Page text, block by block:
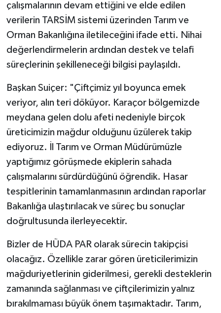
çalışmalarının devam ettiğini ve elde edilen
verilerin TARSİM sistemi üzerinden Tarım ve
Orman Bakanlığına iletileceğini ifade etti. Nihai
değerlendirmelerin ardından destek ve telafi
süreçlerinin şekilleneceği bilgisi paylaşıldı.
Başkan Suiçer: "Çiftçimiz yıl boyunca emek
veriyor, alın teri döküyor. Karaçor bölgemizde
meydana gelen dolu afeti nedeniyle birçok
üreticimizin mağdur olduğunu üzülerek takip
ediyoruz. İl Tarım ve Orman Müdürümüzle
yaptığımız görüşmede ekiplerin sahada
çalışmalarını sürdürdüğünü öğrendik. Hasar
tespitlerinin tamamlanmasının ardından raporlar
Bakanlığa ulaştırılacak ve süreç bu sonuçlar
doğrultusunda ilerleyecektir.
Bizler de HÜDA PAR olarak sürecin takipçisi
olacağız. Özellikle zarar gören üreticilerimizin
mağduriyetlerinin giderilmesi, gerekli desteklerin
zamanında sağlanması ve çiftçilerimizin yalnız
bırakılmaması büyük önem taşımaktadır. Tarım,